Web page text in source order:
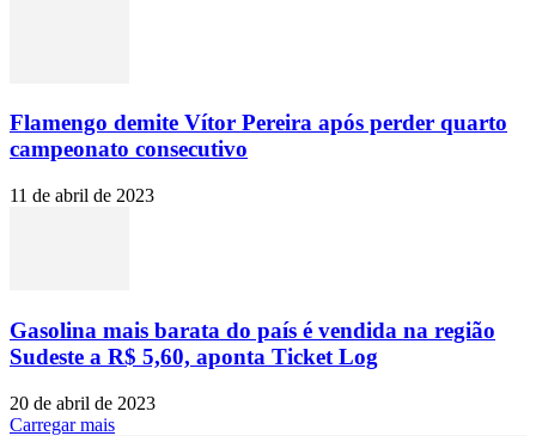
Flamengo demite Vítor Pereira após perder quarto
campeonato consecutivo
11 de abril de 2023
Gasolina mais barata do país é vendida na região
Sudeste a R$ 5,60, aponta Ticket Log
20 de abril de 2023
Carregar mais